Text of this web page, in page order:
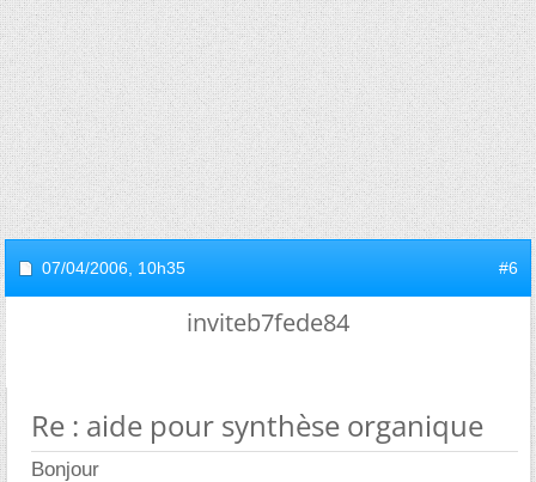
07/04/2006, 10h35 #6
inviteb7fede84
Re : aide pour synthèse organique
Bonjour